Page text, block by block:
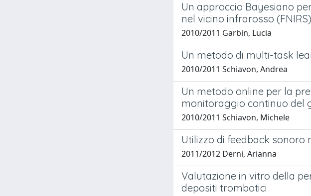
Un approccio Bayesiano
nel vicino infrarosso (FNIRS)
2010/2011 Garbin, Lucia
Un metodo di multi-task
2010/2011 Schiavon, Andrea
Un metodo online per la
monitoraggio continuo del
2010/2011 Schiavon, Michele
Utilizzo di feedback
2011/2012 Derni, Arianna
Valutazione in vitro della
depositi trombotici